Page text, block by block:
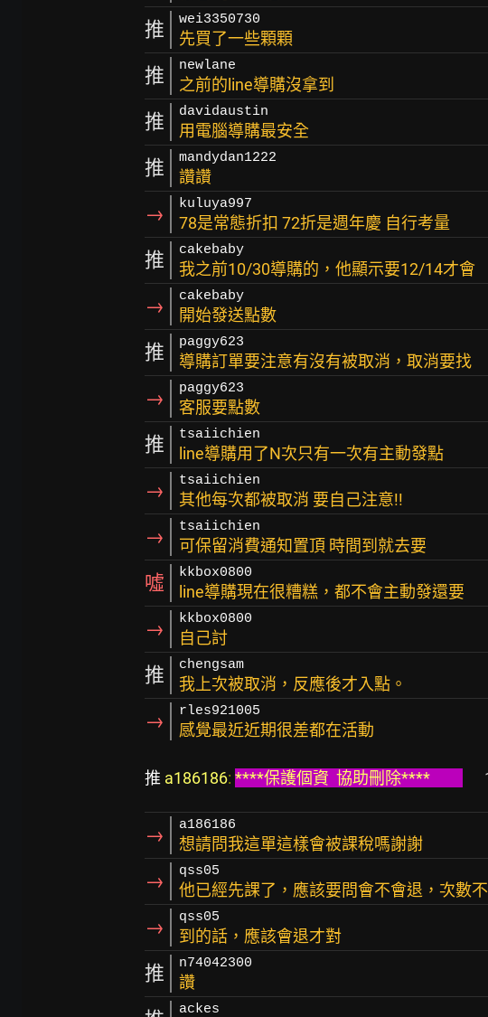
推 wei3350730
先買了一些顆顆
推 newlane
之前的line導購沒拿到
推 davidaustin
用電腦導購最安全
推 mandydan1222
讚讚
→ kuluya997
78是常態折扣 72折是週年慶 自行考量
推 cakebaby
我之前10/30導購的，他顯示要12/14才會
→ cakebaby
開始發送點數
推 paggy623
導購訂單要注意有沒有被取消，取消要找
→ paggy623
客服要點數
推 tsaiichien
line導購用了N次只有一次有主動發點
→ tsaiichien
其他每次都被取消 要自己注意!!
→ tsaiichien
可保留消費通知置頂 時間到就去要
噓 kkbox0800
line導購現在很糟糕，都不會主動發還要
→ kkbox0800
自己討
推 chengsam
我上次被取消，反應後才入點。
→ rles921005
感覺最近近期很差都在活動
推 a186186: ****保護個資  協助刪除****
→ a186186
想請問我這單這樣會被課稅嗎謝謝
→ qss05
他已經先課了，應該要問會不會退，次數不
→ qss05
到的話，應該會退才對
推 n74042300
讚
ackes